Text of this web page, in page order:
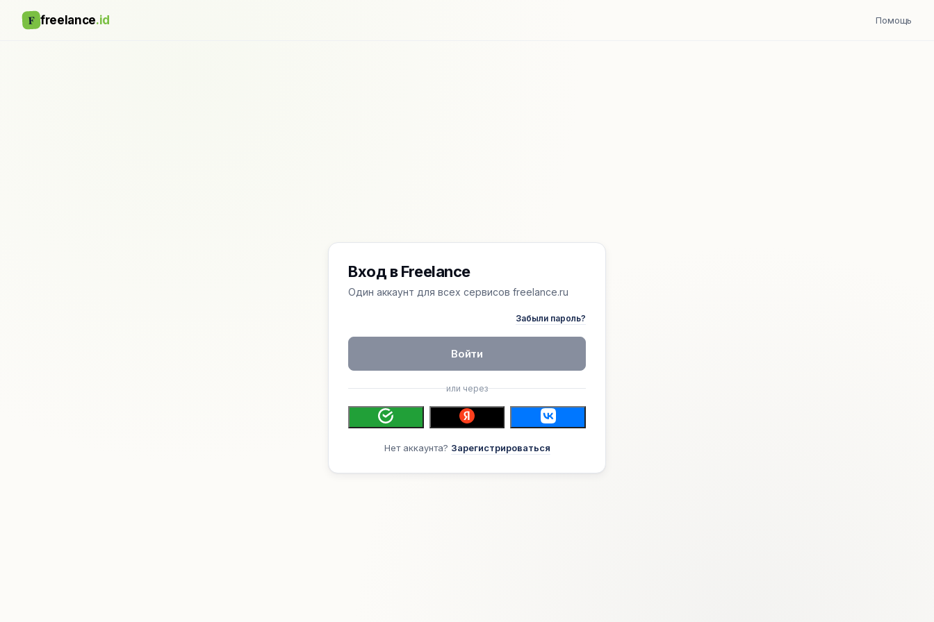
F freelance.id Помощь
Вход в Freelance
Один аккаунт для всех сервисов freelance.ru
Забыли пароль?
Войти
или через
Нет аккаунта? Зарегистрироваться